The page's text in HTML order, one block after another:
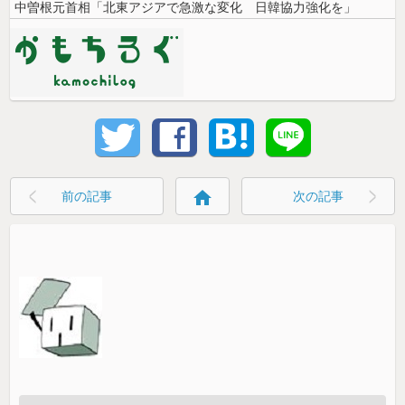
中曽根元首相「北東アジアで急激な変化 日韓協力強化を」
前の記事 home 次の記事